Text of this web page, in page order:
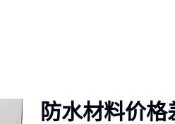
防水材料价